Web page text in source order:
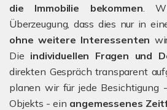
die Immobilie bekommen.
Überzeugung, dass dies nur in
ohne weitere Interessenten
Die individuellen Fragen und
direkten Gespräch transparent
planen wir für jede Besichtigung
Objekts - ein angemessenes